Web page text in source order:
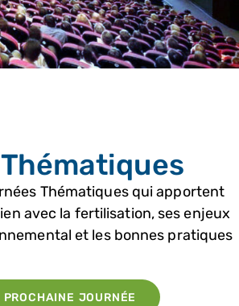
Thématiques qui apportent
avec la fertilisation, ses enjeux
et les bonnes pratiques
JOURNÉE